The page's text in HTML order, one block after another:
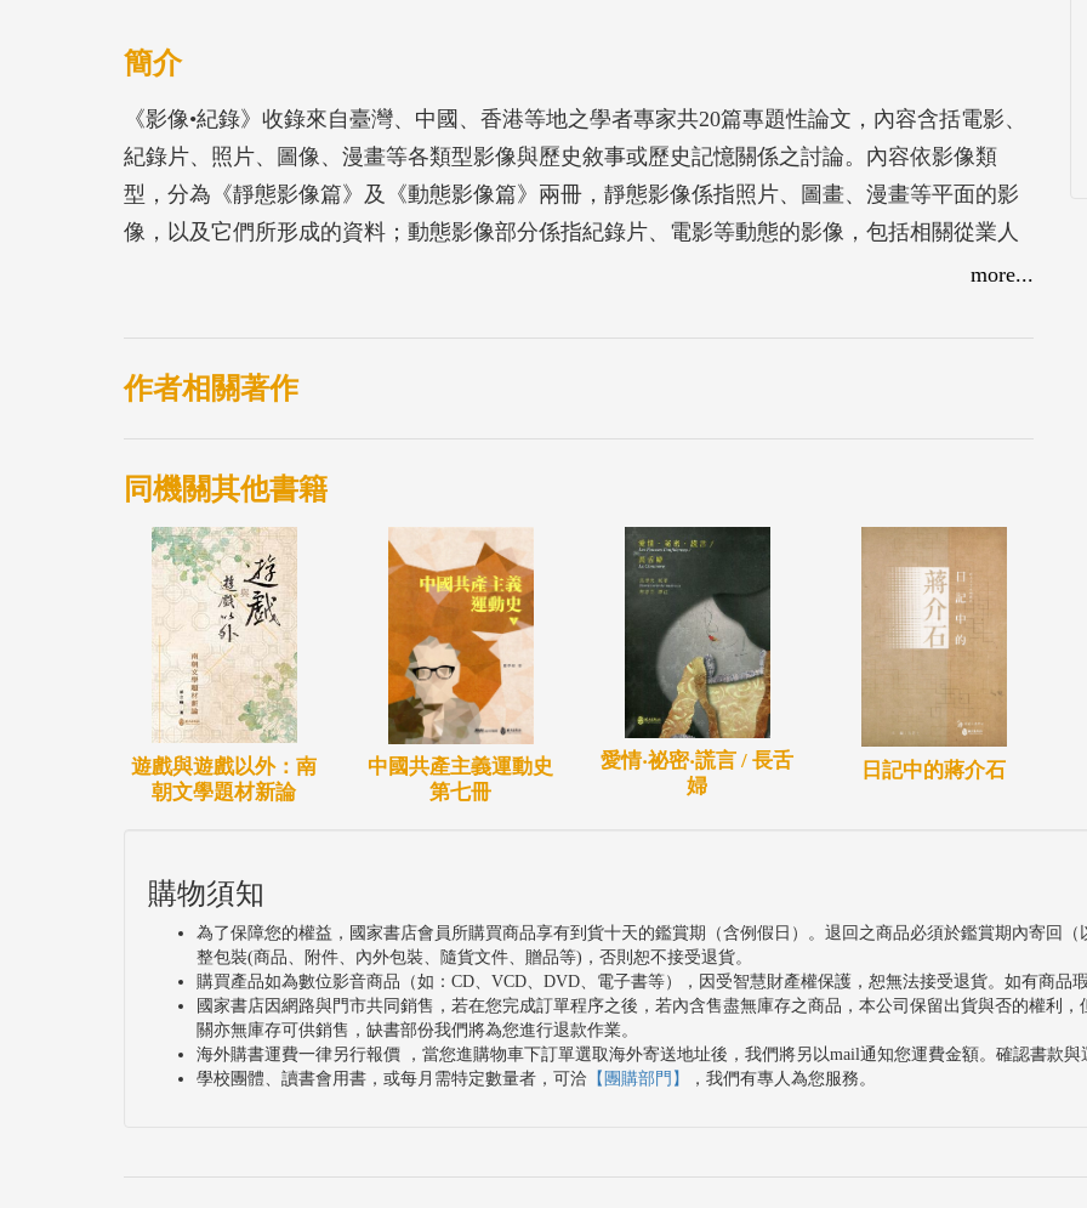
簡介
《影像•紀錄》收錄來自臺灣、中國、香港等地之學者專家共20篇專題性論文，內容含括電影、
紀錄片、照片、圖像、漫畫等各類型影像與歷史敘事或歷史記憶關係之討論。內容依影像類
型，分為《靜態影像篇》及《動態影像篇》兩冊，靜態影像係指照片、圖畫、漫畫等平面的影
像，以及它們所形成的資料；動態影像部分係指紀錄片、電影等動態的影像，包括相關從業人
員所形成的資料。《影像•紀錄》是繼國立政治大學人文中心「從影像看二十世紀中國」研究計
版，能夠在歷史影像的領域上，提出開創性的見解與知識，以饗學界。
more...
作者相關著作
同機關其他書籍
遊戲與遊戲以外：南
朝文學題材新論
中國共產主義運動史
第七冊
愛情‧祕密‧謊言 / 長舌
婦
日記中的蔣介石
購物須知
為了保障您的權益，國家書店會員所購買商品享有到貨十天的鑑賞期（含例假日）。退回之商品必須於鑑賞期內寄回
整包裝(商品、附件、內外包裝、隨貨文件、贈品等)，否則恕不接受退貨。
購買產品如為數位影音商品（如：CD、VCD、DVD、電子書等），因受智慧財產權保護，恕無法接受退貨。如有商品
國家書店因網路與門市共同銷售，若在您完成訂單程序之後，若內含售盡無庫存之商品，本公司保留出貨與否的權利
關亦無庫存可供銷售，缺書部份我們將為您進行退款作業。
海外購書運費一律另行報價 ，當您進購物車下訂單選取海外寄送地址後，我們將另以mail通知您運費金額。確認書款
學校團體、讀書會用書，或每月需特定數量者，可洽 【團購部門】 ，我們有專人為您服務。